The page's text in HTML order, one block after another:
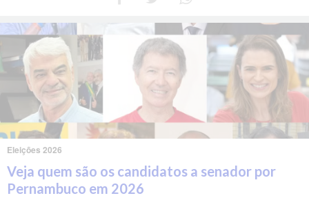
Eleições 2026
Veja quem são os candidatos a senador por
Pernambuco em 2026